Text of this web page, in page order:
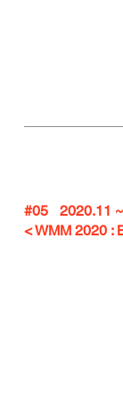
#05
2020.11
< WMM 2020 :